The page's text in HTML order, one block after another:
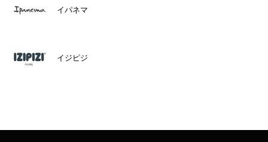
イパネマ
イジピジ